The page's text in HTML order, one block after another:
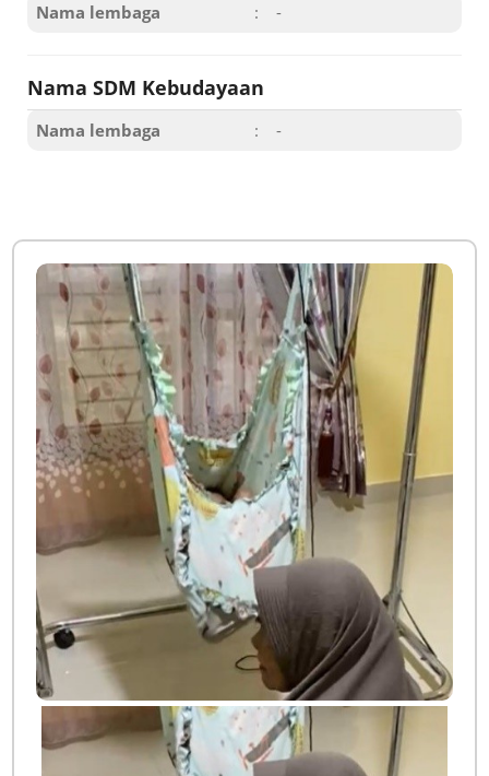
Nama lembaga : -
Nama SDM Kebudayaan
Nama lembaga : -